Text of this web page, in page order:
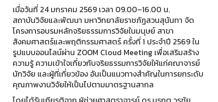
เมื่อวันที่ 24 มกราคม 2569 เวลา 09.00–16.00 น.
สถาบันวิจัยและพัฒนา มหาวิทยาลัยราชภัฏสวนสุนันทา จัด
โครงการอบรมหลักจริยธรรมการวิจัยในมนุษย์ สาขา
สังคมศาสตร์และพฤติกรรมศาสตร์ ครั้งที่ 1 ประจำปี 2569 ใน
รูปแบบออนไลน์ผ่าน ZOOM Cloud Meeting เพื่อเสริมสร้าง
ความรู้ ความเข้าใจเกี่ยวกับจริยธรรมการวิจัยให้แก่คณาจารย์
นักวิจัย และผู้ที่เกี่ยวข้อง อันเป็นแนวทางสำคัญในการยกระดับ
คุณภาพงานวิจัยให้เป็นไปตามมาตรฐานสากล